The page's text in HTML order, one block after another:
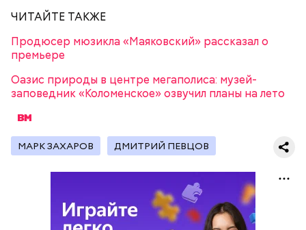
ЧИТАЙТЕ ТАКЖЕ
Продюсер мюзикла «Маяковский» рассказал о
премьере
Оазис природы в центре мегаполиса: музей-
заповедник «Коломенское» озвучил планы на лето
МАРК ЗАХАРОВ ДМИТРИЙ ПЕВЦОВ
Мадмартиган, «Уиллоу» (Willow, 1988)
Moving", 1996)